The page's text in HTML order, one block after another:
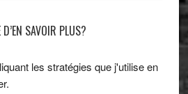
D’EN SAVOIR PLUS?
les stratégies que j'utilise en